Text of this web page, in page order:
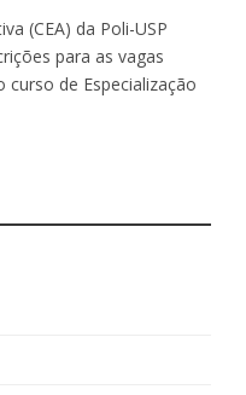
(CEA) da Poli-USP
para as vagas
de Especialização